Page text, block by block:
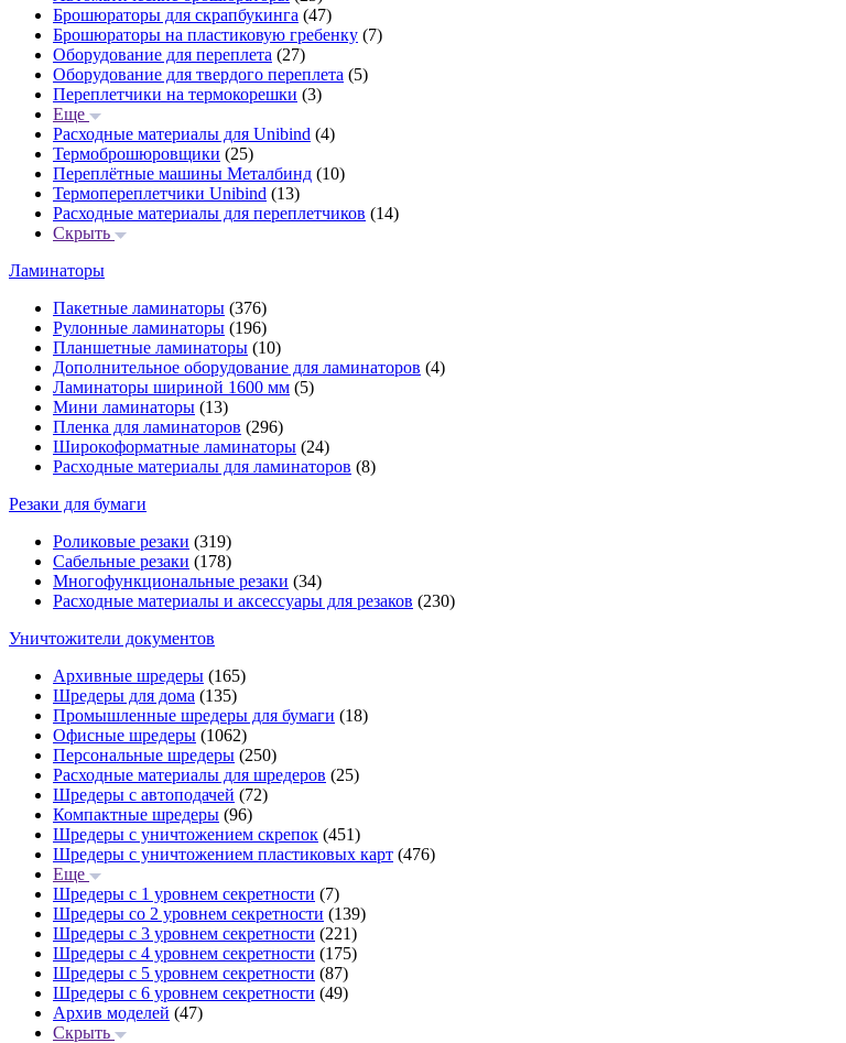
Брошюраторы для скрапбукинга (47)
Брошюраторы на пластиковую гребенку (7)
Оборудование для переплета (27)
Оборудование для твердого переплета (5)
Переплетчики на термокорешки (3)
Еще
Расходные материалы для Unibind (4)
Термоброшюровщики (25)
Переплётные машины Металбинд (10)
Термопереплетчики Unibind (13)
Расходные материалы для переплетчиков (14)
Скрыть
Ламинаторы
Пакетные ламинаторы (376)
Рулонные ламинаторы (196)
Планшетные ламинаторы (10)
Дополнительное оборудование для ламинаторов (4)
Ламинаторы шириной 1600 мм (5)
Мини ламинаторы (13)
Пленка для ламинаторов (296)
Широкоформатные ламинаторы (24)
Расходные материалы для ламинаторов (8)
Резаки для бумаги
Роликовые резаки (319)
Сабельные резаки (178)
Многофункциональные резаки (34)
Расходные материалы и аксессуары для резаков (230)
Уничтожители документов
Архивные шредеры (165)
Шредеры для дома (135)
Промышленные шредеры для бумаги (18)
Офисные шредеры (1062)
Персональные шредеры (250)
Расходные материалы для шредеров (25)
Шредеры с автоподачей (72)
Компактные шредеры (96)
Шредеры с уничтожением скрепок (451)
Шредеры с уничтожением пластиковых карт (476)
Еще
Шредеры с 1 уровнем секретности (7)
Шредеры со 2 уровнем секретности (139)
Шредеры с 3 уровнем секретности (221)
Шредеры с 4 уровнем секретности (175)
Шредеры с 5 уровнем секретности (87)
Шредеры с 6 уровнем секретности (49)
Архив моделей (47)
Скрыть